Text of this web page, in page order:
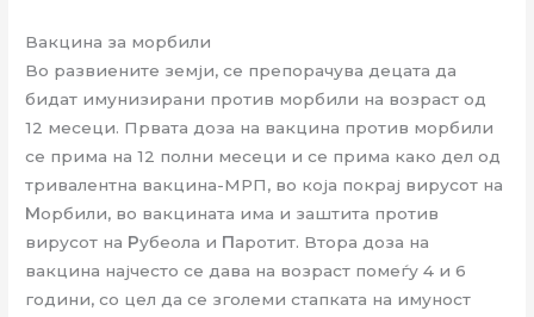
Вакцина за морбили
Во развиените земји, се препорачува децата да
бидат имунизирани против морбили на возраст од
12 месеци. Првата доза на вакцина против морбили
се прима на 12 полни месеци и се прима како дел од
тривалентна вакцина-МРП, во која покрај вирусот на
Морбили, во вакцината има и заштита против
вирусот на Рубеола и Паротит. Втора доза на
вакцина најчесто се дава на возраст помеѓу 4 и 6
години, со цел да се зголеми стапката на имуност